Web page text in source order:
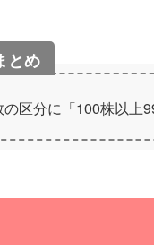
区分に「100株以上